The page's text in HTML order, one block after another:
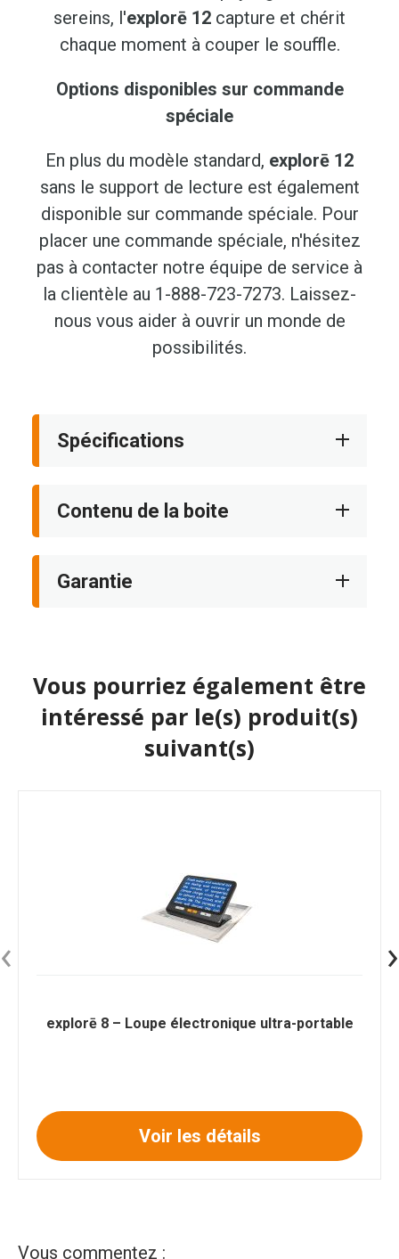
sereins, l'explorē 12 capture et chérit
chaque moment à couper le souffle.
Options disponibles sur commande
spéciale
En plus du modèle standard, explorē 12
sans le support de lecture est également
disponible sur commande spéciale. Pour
placer une commande spéciale, n'hésitez
pas à contacter notre équipe de service à
la clientèle au 1-888-723-7273. Laissez-
nous vous aider à ouvrir un monde de
possibilités.
Spécifications
Contenu de la boite
Garantie
Vous pourriez également être
intéressé par le(s) produit(s)
suivant(s)
explorē 8 – Loupe électronique ultra-portable
Voir les détails
‹ ›
Vous commentez :